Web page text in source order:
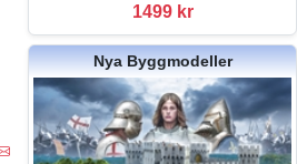
1499 kr
Nya Byggmodeller